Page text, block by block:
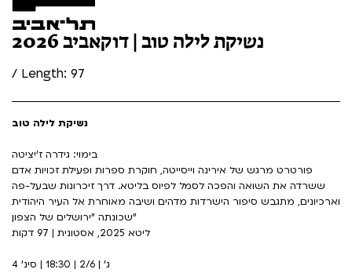
נשיקת לילה טוב | דוקאביב 2026
/ Length: 97
נשיקת לילה טוב
בימוי: גידרה ז'יציטה
פורטרט מרגש של אירינה וייסייטה, חוקרת ספרות ופעילת זכויות אדם
ששרדה את השואה והפכה לסמל לפיוס בליטא. דרך זיכרונות שבעל-פה
וארכיונים, מתגבש סיפור הישרדות מדהים ושיבה מאוחרת אל העיר היהודית
שכונתה "ירושלים של הצפון"
ליטא 2025, אסטונית | 97 דקות
ג' | 2/6 | 18:30 | סינ' 4